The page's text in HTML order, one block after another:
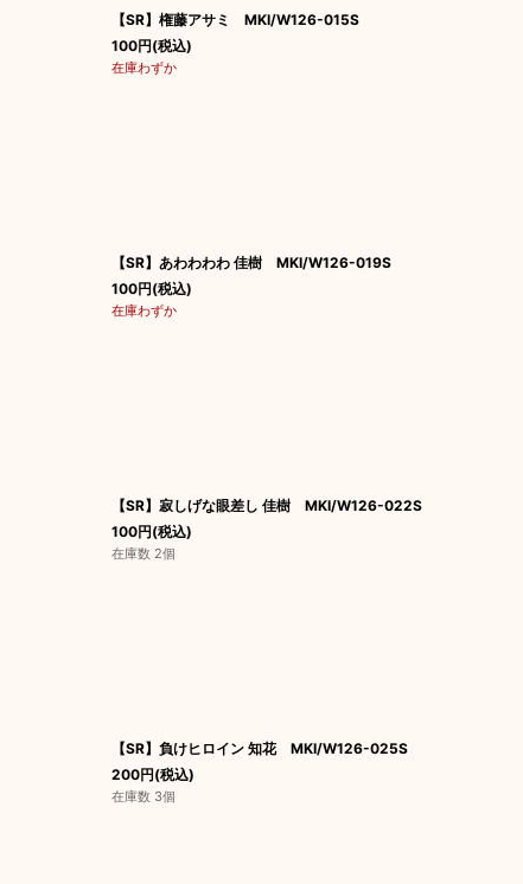
【SR】権藤アサミ MKI/W126-015S
100円(税込)
在庫わずか
【SR】あわわわわ 佳樹 MKI/W126-019S
100円(税込)
在庫わずか
【SR】寂しげな眼差し 佳樹 MKI/W126-022S
100円(税込)
在庫数 2個
【SR】負けヒロイン 知花 MKI/W126-025S
200円(税込)
在庫数 3個